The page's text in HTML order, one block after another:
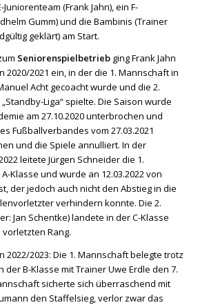
Juniorenteam (Frank Jahn), ein F-
Gumm) und die Bambinis (Trainer
geklärt) am Start.
Seniorenspielbetriebging Frank Jahn
2020/2021 ein, in der die 1. Mannschaft in
Acht gecoacht wurde und die 2.
Liga“ spielte. Die Saison wurde
am 27.10.2020 unterbrochen und
Fußballverbandes vom 27.03.2021
und die Spiele annulliert. In der
leitete Jürgen Schneider die 1.
Klasse und wurde an 12.03.2022 von
der jedoch auch nicht den Abstieg in die
verhindern konnte. Die 2.
Jan Schentke) landete in der C-Klasse
Rang.
2022/2023: Die 1. Mannschaft belegte trotz
der B-Klasse mit Trainer Uwe Erdle den 7.
sicherte sich überraschend mit
den Staffelsieg, verlor zwar das